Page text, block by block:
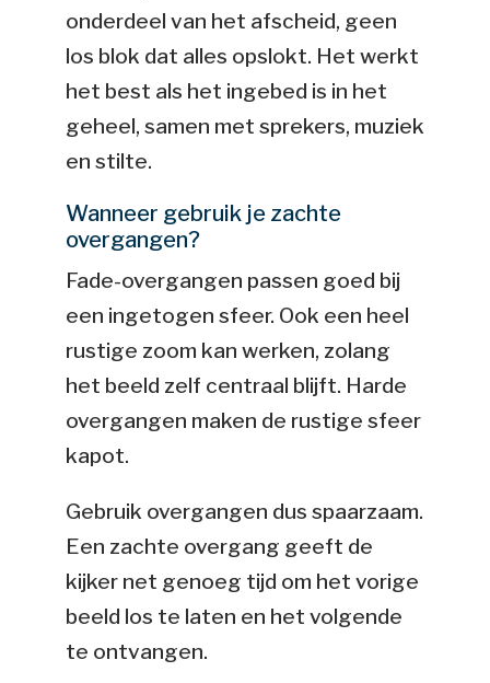
onderdeel van het afscheid, geen
los blok dat alles opslokt. Het werkt
het best als het ingebed is in het
geheel, samen met sprekers, muziek
en stilte.
Wanneer gebruik je zachte
overgangen?
Fade-overgangen passen goed bij
een ingetogen sfeer. Ook een heel
rustige zoom kan werken, zolang
het beeld zelf centraal blijft. Harde
overgangen maken de rustige sfeer
kapot.
Gebruik overgangen dus spaarzaam.
Een zachte overgang geeft de
kijker net genoeg tijd om het vorige
beeld los te laten en het volgende
te ontvangen.